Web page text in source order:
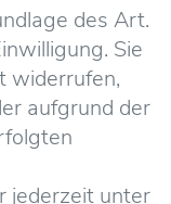
des Art.
Sie
widerrufen,
aufgrund der
jederzeit unter